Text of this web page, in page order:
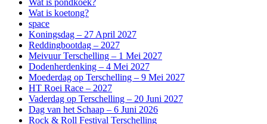
Wat is pondkoek?
Wat is koetong?
space
Koningsdag – 27 April 2027
Reddingbootdag – 2027
Meivuur Terschelling – 1 Mei 2027
Dodenherdenking – 4 Mei 2027
Moederdag op Terschelling – 9 Mei 2027
HT Roei Race – 2027
Vaderdag op Terschelling – 20 Juni 2027
Dag van het Schaap – 6 Juni 2026
Rock & Roll Festival Terschelling